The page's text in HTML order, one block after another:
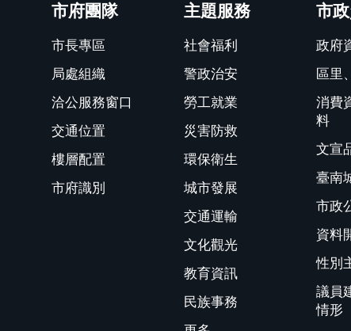
市府團隊
市長專區
局處組織
洽公服務窗口
交通位置
樓層配置
市府識別
主題服務
社會福利
警政治安
勞工就業
災害防救
環保衛生
城市發展
交通運輸
文化觀光
教育資訊
民族事務
市
政府
區里
消費
料
文宣
臺南
市政
資料
性別
議員
情形